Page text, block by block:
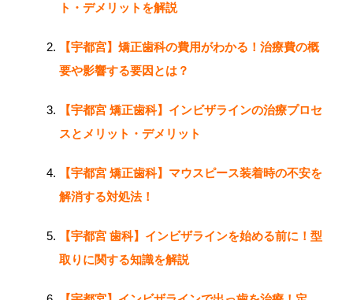
ト・デメリットを解説
【宇都宮】矯正歯科の費用がわかる！治療費の概
要や影響する要因とは？
【宇都宮 矯正歯科】インビザラインの治療プロセ
スとメリット・デメリット
【宇都宮 矯正歯科】マウスピース装着時の不安を
解消する対処法！
【宇都宮 歯科】インビザラインを始める前に！型
取りに関する知識を解説